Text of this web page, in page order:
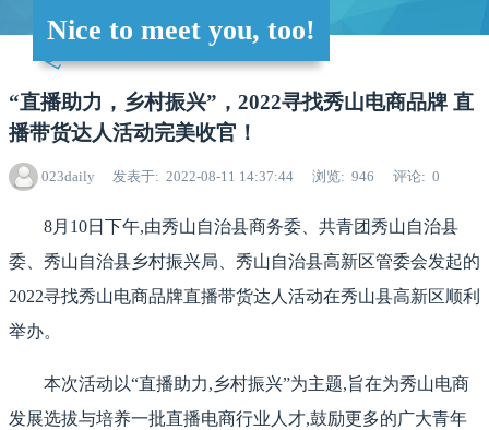
Nice to meet you, too!
“直播助力，乡村振兴”，2022寻找秀山电商品牌 直
播带货达人活动完美收官！
023daily 发表于 2022-08-11 14:37:44 浏览 946 评论 0
8月10日下午,由秀山自治县商务委、共青团秀山自治县
委、秀山自治县乡村振兴局、秀山自治县高新区管委会发起的
2022寻找秀山电商品牌直播带货达人活动在秀山县高新区顺利
举办。
本次活动以“直播助力,乡村振兴”为主题,旨在为秀山电商
发展选拔与培养一批直播电商行业人才,鼓励更多的广大青年